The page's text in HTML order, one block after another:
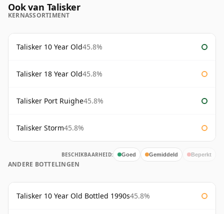
Ook van Talisker
KERNASSORTIMENT
Talisker 10 Year Old45.8%
Talisker 18 Year Old45.8%
Talisker Port Ruighe45.8%
Talisker Storm45.8%
BESCHIKBAARHEID: Goed Gemiddeld Beperkt
ANDERE BOTTELINGEN
Talisker 10 Year Old Bottled 1990s45.8%